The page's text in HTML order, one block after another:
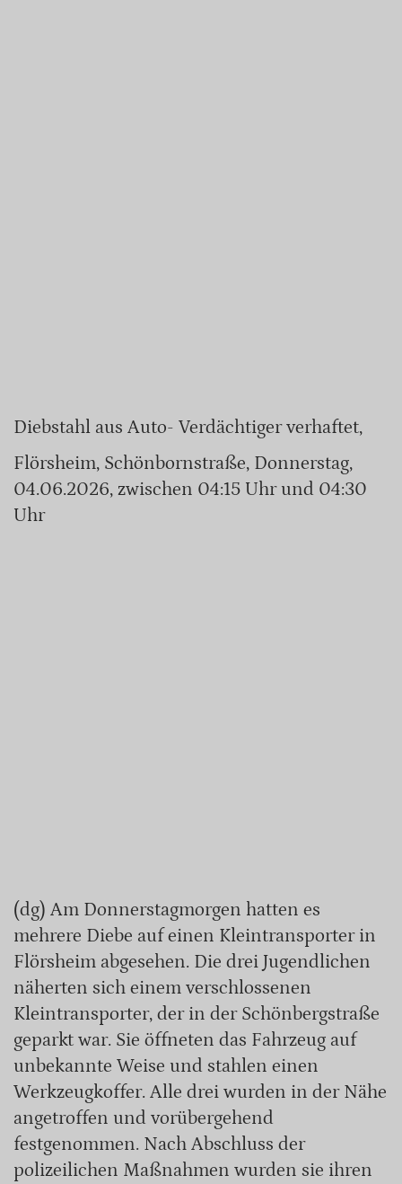
Diebstahl aus Auto- Verdächtiger verhaftet,
Flörsheim, Schönbornstraße, Donnerstag,
04.06.2026, zwischen 04:15 Uhr und 04:30
Uhr
(dg) Am Donnerstagmorgen hatten es
mehrere Diebe auf einen Kleintransporter in
Flörsheim abgesehen. Die drei Jugendlichen
näherten sich einem verschlossenen
Kleintransporter, der in der Schönbergstraße
geparkt war. Sie öffneten das Fahrzeug auf
unbekannte Weise und stahlen einen
Werkzeugkoffer. Alle drei wurden in der Nähe
angetroffen und vorübergehend
festgenommen. Nach Abschluss der
polizeilichen Maßnahmen wurden sie ihren